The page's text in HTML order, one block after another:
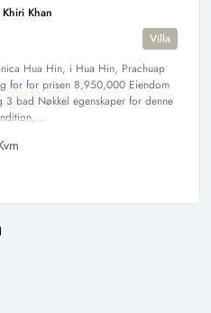
Khan
Villa
Hua Hin, i Hua Hin, Prachuap
for for prisen 8,950,000 Eiendom
bad Nøkkel egenskaper for denne